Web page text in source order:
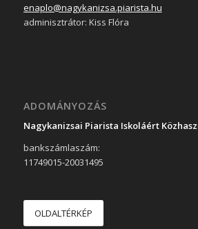
enaplo@nagykanizsa.piarista.hu
adminisztrátor: Kiss Flóra
ADOMÁNYOZÁS
Nagykanizsai Piarista Iskoláért
bankszámlaszám:
11749015-20031495
OLDALTÉRKÉP